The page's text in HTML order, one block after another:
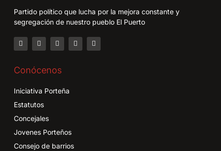
Partido político que lucha por la mejora constante y
segregación de nuestro pueblo El Puerto
Conócenos
Iniciativa Porteña
Estatutos
Concejales
Jovenes Porteños
Consejo de barrios